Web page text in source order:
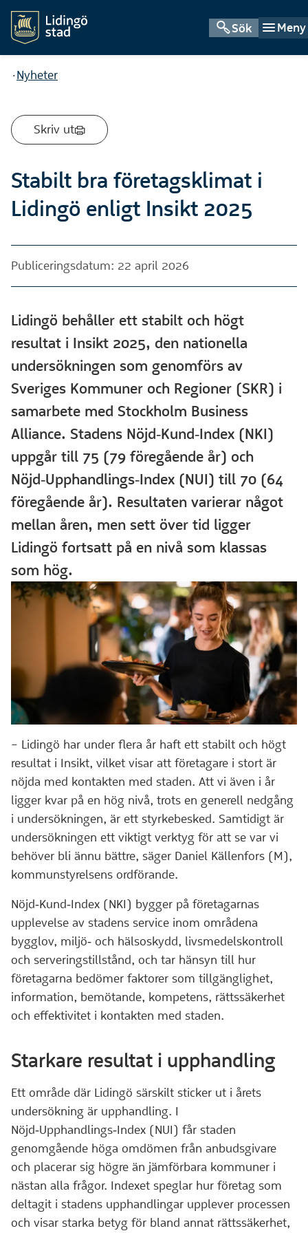
Sök Meny
Du är här:
Nyheter
Skriv ut
Stabilt bra företagsklimat i
Lidingö enligt Insikt 2025
Publiceringsdatum: 22 april 2026
Lidingö behåller ett stabilt och högt
resultat i Insikt 2025, den nationella
undersökningen som genomförs av
Sveriges Kommuner och Regioner (SKR) i
samarbete med Stockholm Business
Alliance. Stadens Nöjd‑Kund‑Index (NKI)
uppgår till 75 (79 föregående år) och
Nöjd‑Upphandlings‑Index (NUI) till 70 (64
föregående år). Resultaten varierar något
mellan åren, men sett över tid ligger
Lidingö fortsatt på en nivå som klassas
som hög.
– Lidingö har under flera år haft ett stabilt och högt
resultat i Insikt, vilket visar att företagare i stort är
nöjda med kontakten med staden. Att vi även i år
ligger kvar på en hög nivå, trots en generell nedgång
i undersökningen, är ett styrkebesked. Samtidigt är
undersökningen ett viktigt verktyg för att se var vi
behöver bli ännu bättre, säger Daniel Källenfors (M),
kommunstyrelsens ordförande.
Nöjd‑Kund‑Index (NKI) bygger på företagarnas
upplevelse av stadens service inom områdena
bygglov, miljö‑ och hälsoskydd, livsmedelskontroll
och serveringstillstånd, och tar hänsyn till hur
företagarna bedömer faktorer som tillgänglighet,
information, bemötande, kompetens, rättssäkerhet
och effektivitet i kontakten med staden.
Starkare resultat i upphandling
Ett område där Lidingö särskilt sticker ut i årets
undersökning är upphandling. I
Nöjd‑Upphandlings‑Index (NUI) får staden
genomgående höga omdömen från anbudsgivare
och placerar sig högre än jämförbara kommuner i
nästan alla frågor. Indexet speglar hur företag som
deltagit i stadens upphandlingar upplever processen
och visar starka betyg för bland annat rättssäkerhet,